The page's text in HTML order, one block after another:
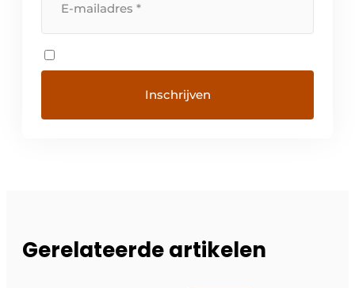
Gerelateerde artikelen